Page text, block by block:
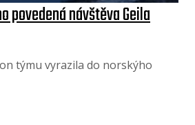
povedená návštěva Geila
týmu vyrazila do norskýho